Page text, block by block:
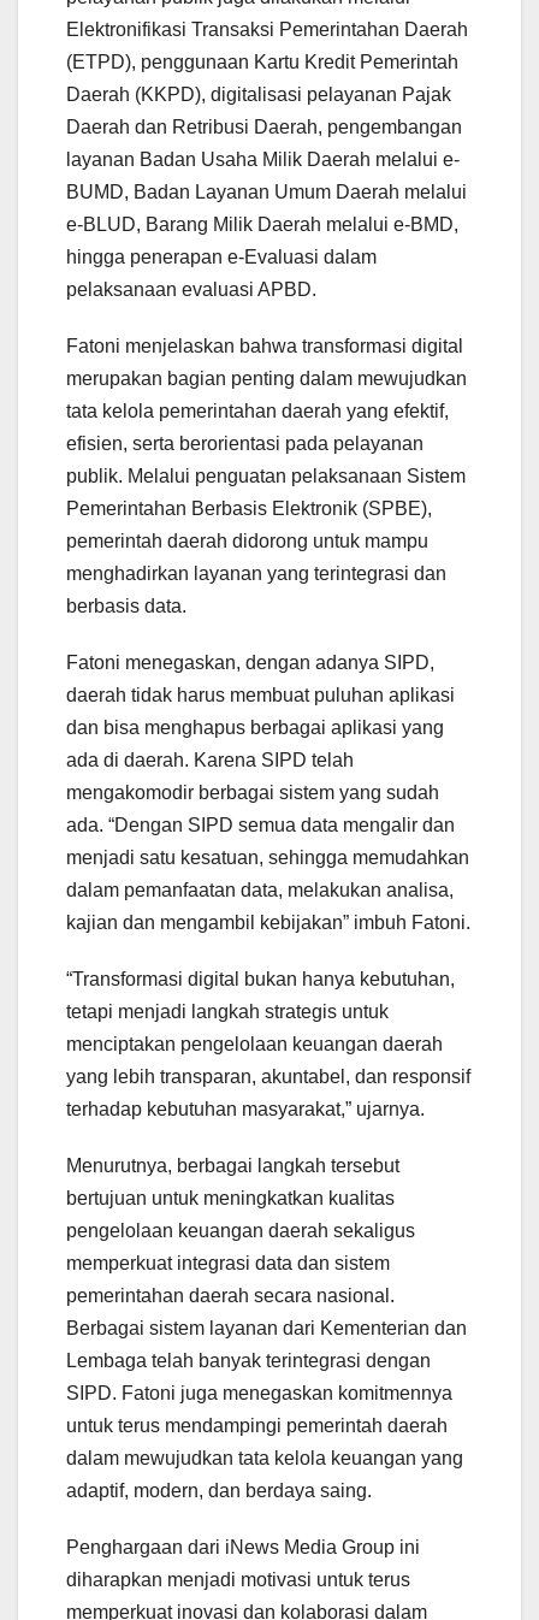
Elektronifikasi Transaksi Pemerintahan Daerah
(ETPD), penggunaan Kartu Kredit Pemerintah
Daerah (KKPD), digitalisasi pelayanan Pajak
Daerah dan Retribusi Daerah, pengembangan
layanan Badan Usaha Milik Daerah melalui e-
BUMD, Badan Layanan Umum Daerah melalui
e-BLUD, Barang Milik Daerah melalui e-BMD,
hingga penerapan e-Evaluasi dalam
pelaksanaan evaluasi APBD.
Fatoni menjelaskan bahwa transformasi digital
merupakan bagian penting dalam mewujudkan
tata kelola pemerintahan daerah yang efektif,
efisien, serta berorientasi pada pelayanan
publik. Melalui penguatan pelaksanaan Sistem
Pemerintahan Berbasis Elektronik (SPBE),
pemerintah daerah didorong untuk mampu
menghadirkan layanan yang terintegrasi dan
berbasis data.
Fatoni menegaskan, dengan adanya SIPD,
daerah tidak harus membuat puluhan aplikasi
dan bisa menghapus berbagai aplikasi yang
ada di daerah. Karena SIPD telah
mengakomodir berbagai sistem yang sudah
ada. “Dengan SIPD semua data mengalir dan
menjadi satu kesatuan, sehingga memudahkan
dalam pemanfaatan data, melakukan analisa,
kajian dan mengambil kebijakan” imbuh Fatoni.
“Transformasi digital bukan hanya kebutuhan,
tetapi menjadi langkah strategis untuk
menciptakan pengelolaan keuangan daerah
yang lebih transparan, akuntabel, dan responsif
terhadap kebutuhan masyarakat,” ujarnya.
Menurutnya, berbagai langkah tersebut
bertujuan untuk meningkatkan kualitas
pengelolaan keuangan daerah sekaligus
memperkuat integrasi data dan sistem
pemerintahan daerah secara nasional.
Berbagai sistem layanan dari Kementerian dan
Lembaga telah banyak terintegrasi dengan
SIPD. Fatoni juga menegaskan komitmennya
untuk terus mendampingi pemerintah daerah
dalam mewujudkan tata kelola keuangan yang
adaptif, modern, dan berdaya saing.
Penghargaan dari iNews Media Group ini
diharapkan menjadi motivasi untuk terus
memperkuat inovasi dan kolaborasi dalam